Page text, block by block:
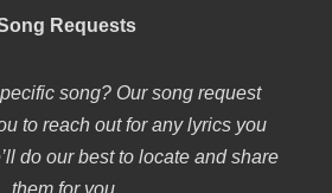
Requests
song? Our song request
to reach out for any lyrics you
do our best to locate and share
them for you.